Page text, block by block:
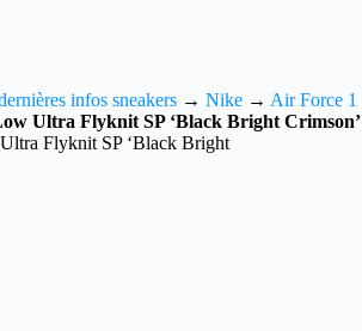
infos sneakers → Nike → Air Force 1
Ultra Flyknit SP ‘Black Bright Crimson’
Flyknit SP ‘Black Bright